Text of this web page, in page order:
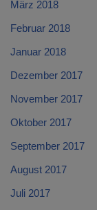
März 2018
Februar 2018
Januar 2018
Dezember 2017
November 2017
Oktober 2017
September 2017
August 2017
Juli 2017